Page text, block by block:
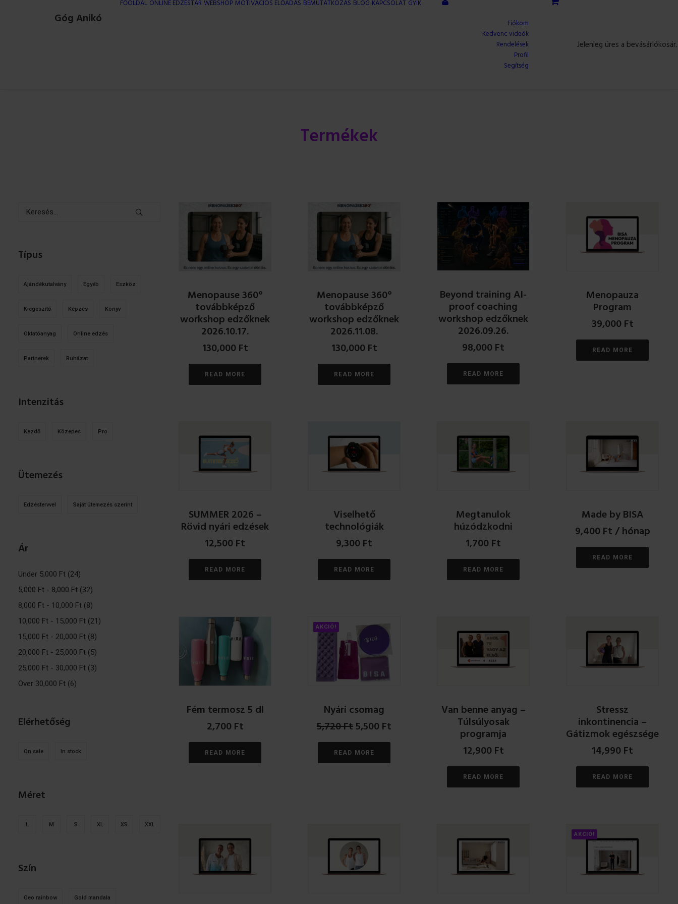
Góg Anikó
FŐOLDAL ONLINE EDZÉSTÁR WEBSHOPMOTIVÁCIÓS ELŐADÁS BEMUTATKOZÁS BLOG KAPCSOLAT GYIK
Fiókom
Kedvenc videók
Rendelések
Profil
Segítség
Jelenleg üres a bevásárlókosár.
Termékek
Típus
Ajándékutalvány Egyéb Eszköz
Kiegészítő Képzés Könyv
Oktatóanyag Online edzés
Partnerek Ruházat
Intenzitás
Kezdő Közepes Pro
Ütemezés
Edzéstervvel Saját ütemezés szerint
Ár
Under 5,000 Ft (24)
5,000 Ft - 8,000 Ft (32)
8,000 Ft - 10,000 Ft (8)
10,000 Ft - 15,000 Ft (21)
15,000 Ft - 20,000 Ft (8)
20,000 Ft - 25,000 Ft (5)
25,000 Ft - 30,000 Ft (3)
Over 30,000 Ft (6)
Elérhetőség
On sale In stock
Méret
L M S XL XS XXL
Szín
Geo rainbow Gold mandala
Menopause 360°
továbbképző
workshop edzőknek
2026.10.17.
130,000Ft
READ MORE
Menopause 360°
továbbképző
workshop edzőknek
2026.11.08.
130,000Ft
READ MORE
Beyond training AI-
proof coaching
workshop edzőknek
2026.09.26.
98,000Ft
READ MORE
Menopauza
Program
39,000Ft
READ MORE
SUMMER 2026 –
Rövid nyári edzések
12,500Ft
READ MORE
Viselhető
technológiák
9,300Ft
READ MORE
Megtanulok
húzódzkodni
1,700Ft
READ MORE
Made by BISA
9,400Ft/ hónap
READ MORE
Fém termosz 5 dl
2,700Ft
READ MORE
AKCIÓ!
Nyári csomag
5,720FtOriginal
price
was:
5,720 Ft.
5,500Ft
READ MORE
Van benne anyag –
Túlsúlyosak
programja
12,900Ft
READ MORE
Stressz
inkontinencia –
Gátizmok egészsége
14,990Ft
READ MORE
AKCIÓ!